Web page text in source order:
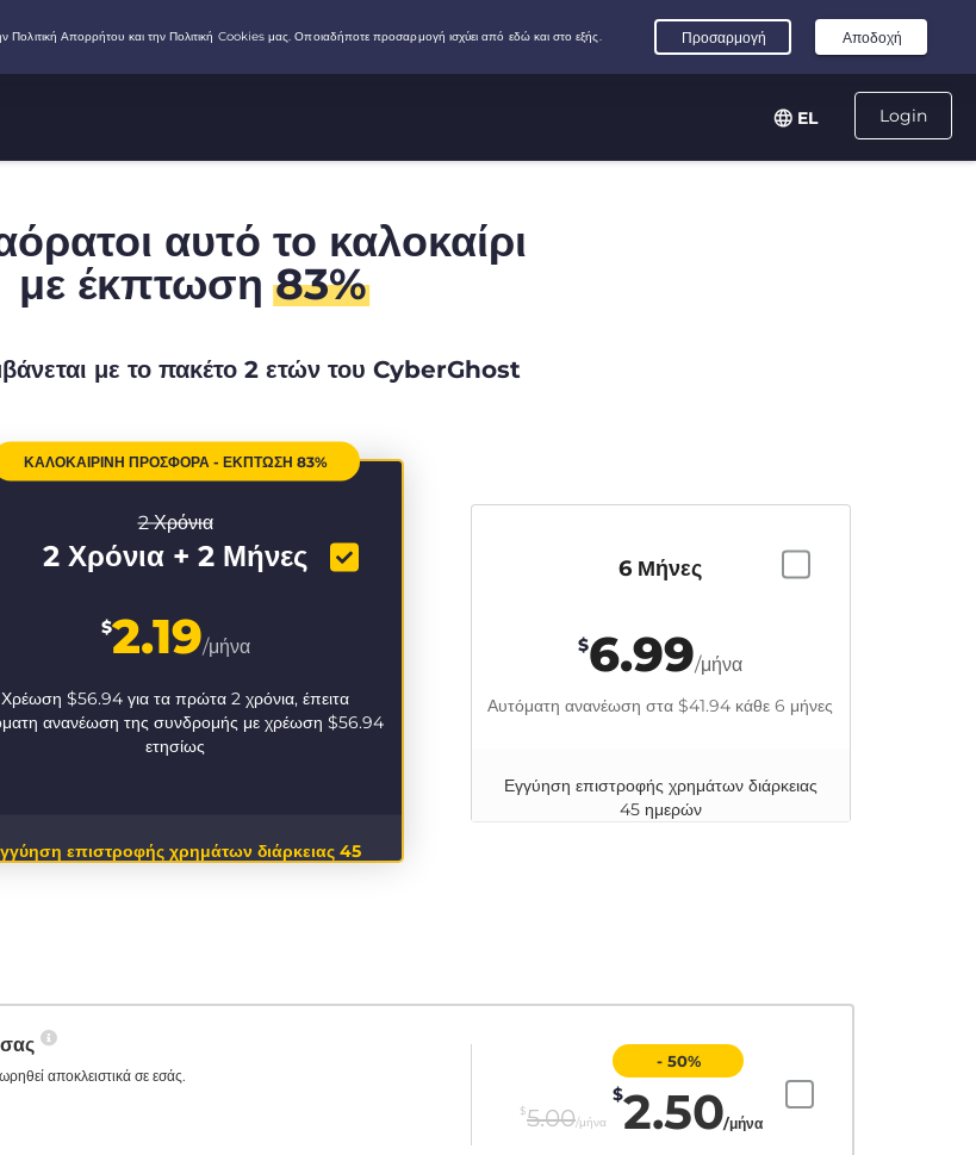
Login
EL
αυτό το καλοκαίρι
με έκπτωση83%
με το πακέτο 2 ετών του CyberGhost
ΚΑΛΟΚΑΙΡΙΝΉ ΠΡΟΣΦΟΡΆ - ΈΚΠΤΩΣΗ 83%
2 Χρόνια
2 Χρόνια + 2 Μήνες
$2.19/μήνα
Χρέωση $56.94 για τα πρώτα 2 χρόνια, έπειτα
ανανέωση της συνδρομής με χρέωση $56.94
ετησίως
επιστροφής χρημάτων διάρκειας 45
6 Μήνες
$6.99/μήνα
Αυτόματη ανανέωση στα $41.94 κάθε 6 μήνες
Εγγύηση επιστροφής χρημάτων διάρκειας
45 ημερών
αποκλειστικά σε εσάς.
$5.00/μήνα
- 50%
$2.50/μήνα